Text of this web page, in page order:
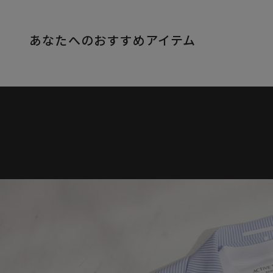
あなたへのおすすめアイテム